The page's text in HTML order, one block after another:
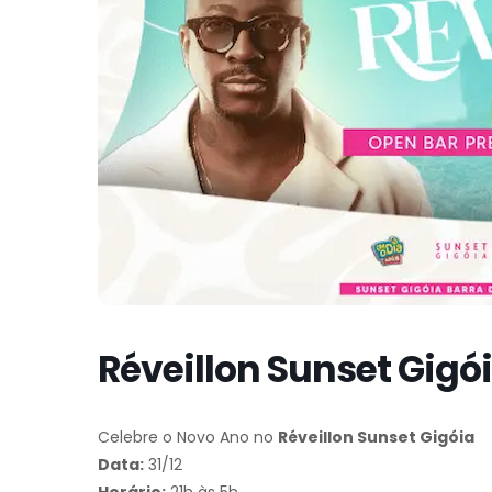
Réveillon Sunset
Celebre o Novo Ano no Réveillon Sunset Gigóia
Data: 31/12